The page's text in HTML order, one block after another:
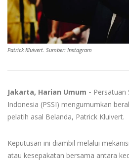
Patrick Kluivert. Sumber: Instagram
Jakarta, Harian Umum - Persatuan
Indonesia (PSSI) mengumumkan
pelatih asal Belanda, Patrick Kluivert.
Keputusan ini diambil melalui
atau kesepakatan bersama antara